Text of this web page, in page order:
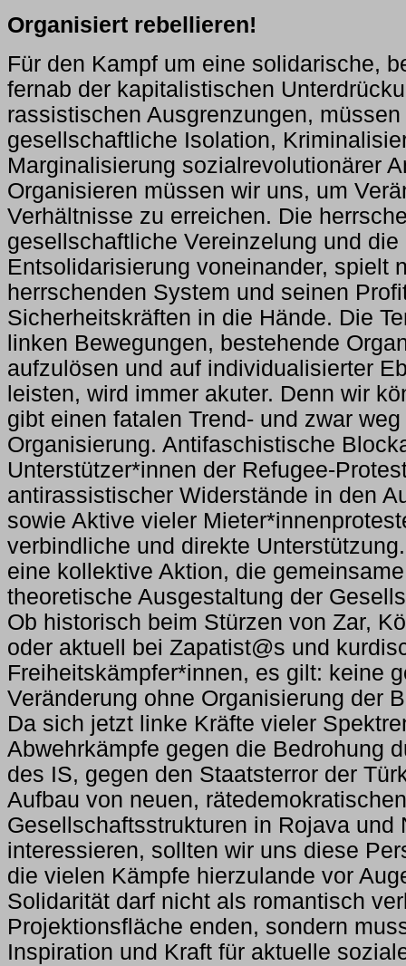
Organisiert rebellieren!
Für den Kampf um eine solidarische,
fernab der kapitalistischen
rassistischen Ausgrenzungen,
gesellschaftliche Isolation,
Marginalisierung sozialrevolutionärer
Organisieren müssen wir uns, um
Verhältnisse zu erreichen. Die
gesellschaftliche Vereinzelung und
Entsolidarisierung voneinander, spielt
herrschenden System und seinen
Sicherheitskräften in die Hände. Die
linken Bewegungen, bestehende
aufzulösen und auf individualisierter
leisten, wird immer akuter. Denn wir
gibt einen fatalen Trend- und zwar
Organisierung. Antifaschistische
Unterstützer*innen der Refugee-
antirassistischer Widerstände in den
sowie Aktive vieler
verbindliche und direkte
eine kollektive Aktion, die
theoretische Ausgestaltung der
Ob historisch beim Stürzen von Zar,
oder aktuell bei Zapatist@s und
Freiheitskämpfer*innen, es gilt: keine
Veränderung ohne Organisierung der
Da sich jetzt linke Kräfte vieler
Abwehrkämpfe gegen die Bedrohung
des IS, gegen den Staatsterror der
Aufbau von neuen, rätedemokratischen
Gesellschaftsstrukturen in Rojava und
interessieren, sollten wir uns diese
die vielen Kämpfe hierzulande vor
Solidarität darf nicht als romantisch
Projektionsfläche enden, sondern
Inspiration und Kraft für aktuelle